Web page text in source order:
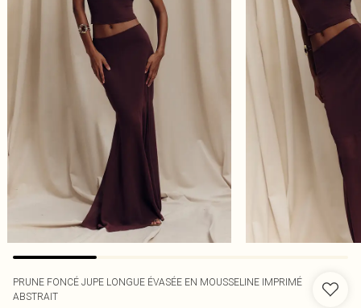
PRUNE FONCÉ JUPE LONGUE ÉVASÉE EN MOUSSELINE IMPRIMÉ
ABSTRAIT